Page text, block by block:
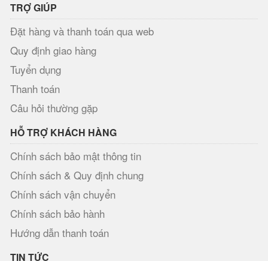
TRỢ GIÚP
Đặt hàng và thanh toán qua web
Quy định giao hàng
Tuyển dụng
Thanh toán
Câu hỏi thường gặp
HỖ TRỢ KHÁCH HÀNG
Chính sách bảo mật thông tin
Chính sách & Quy định chung
Chính sách vận chuyển
Chính sách bảo hành
Hướng dẫn thanh toán
TIN TỨC